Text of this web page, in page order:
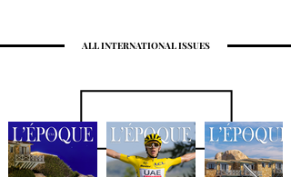
ALL INTERNATIONAL ISSUES